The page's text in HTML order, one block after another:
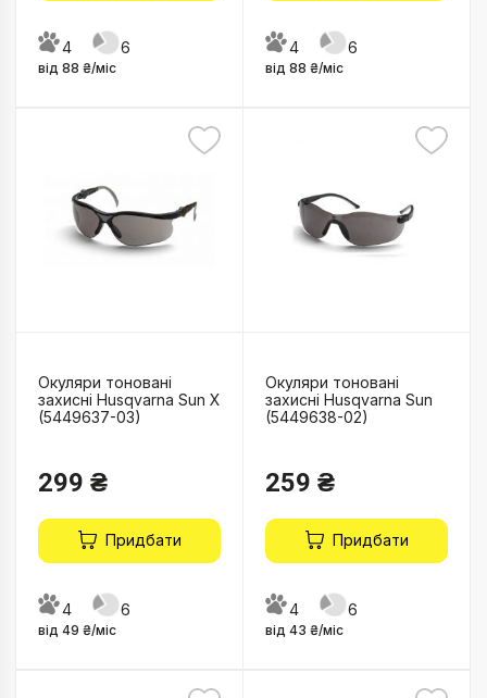
4 6
від 88 ₴/міс
4 6
від 88 ₴/міс
Окуляри тоновані
захисні Husqvarna Sun X
(5449637-03)
299 ₴
Придбати
4 6
від 49 ₴/міс
Окуляри тоновані
захисні Husqvarna Sun
(5449638-02)
259 ₴
Придбати
4 6
від 43 ₴/міс